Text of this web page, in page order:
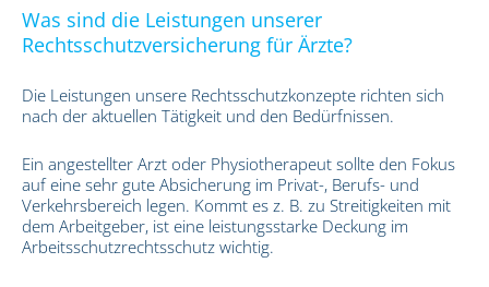
Was sind die Leistungen unserer
Rechtsschutzversicherung für Ärzte?
Die Leistungen unsere Rechtsschutzkonzepte richten sich
nach der aktuellen Tätigkeit und den Bedürfnissen.
Ein angestellter Arzt oder Physiotherapeut sollte den Fokus
auf eine sehr gute Absicherung im Privat-, Berufs- und
Verkehrsbereich legen. Kommt es z. B. zu Streitigkeiten mit
dem Arbeitgeber, ist eine leistungsstarke Deckung im
Arbeitsschutzrechtsschutz wichtig.